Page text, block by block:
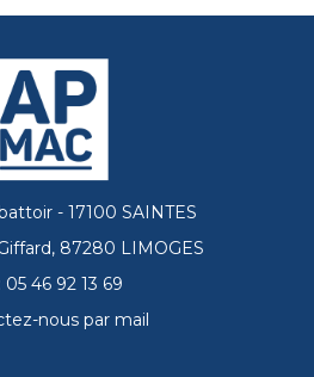
- 17100 SAINTES
87280 LIMOGES
05 46 92 13 69
nous par mail